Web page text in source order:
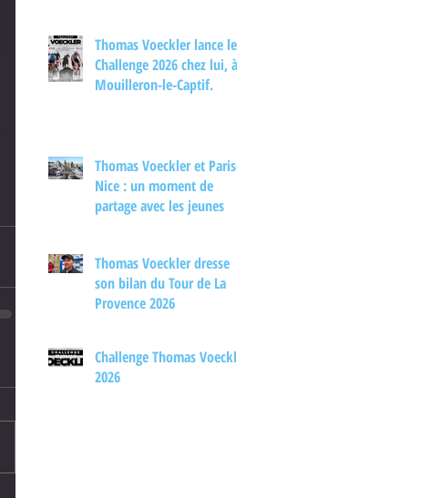
cyclisme
Thomas Voeckler lance le
Challenge 2026 chez lui, à
Mouilleron-le-Captif.
Thomas Voeckler et Paris-
Nice : un moment de
partage avec les jeunes
Thomas Voeckler dresse
son bilan du Tour de La
Provence 2026
Challenge Thomas Voeckler
2026